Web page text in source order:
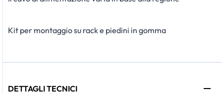
Kit per montaggio su rack e piedini in gomma
DETTAGLI TECNICI